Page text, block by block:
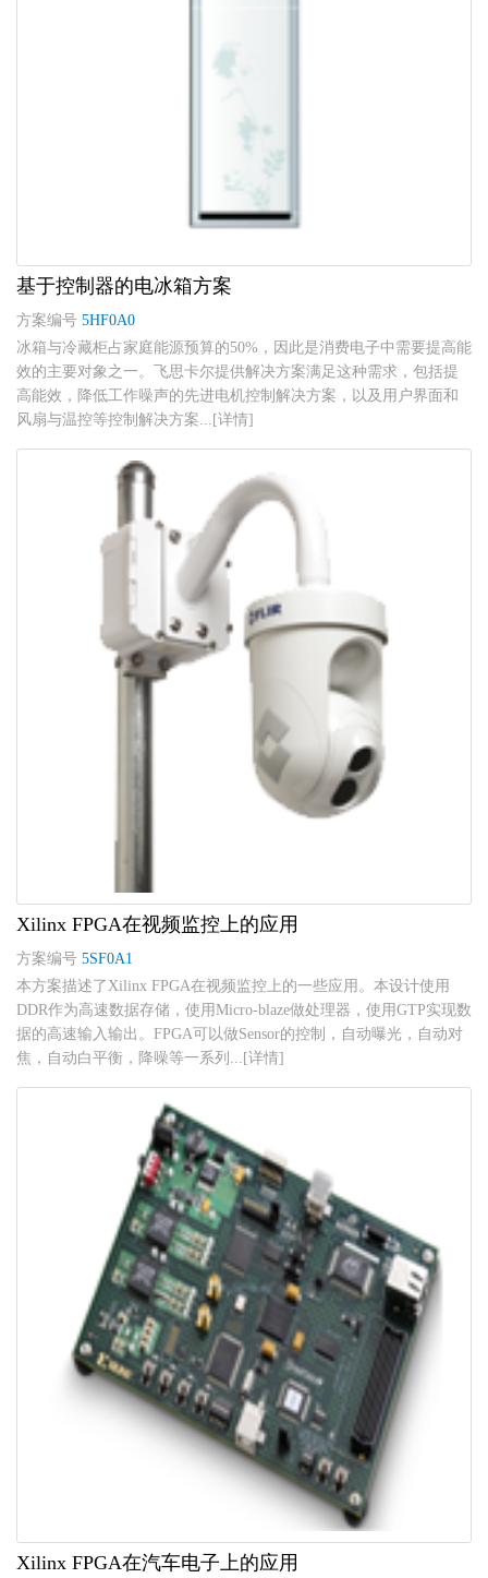
基于控制器的电冰箱方案
方案编号 5HF0A0
冰箱与冷藏柜占家庭能源预算的50%，因此是消费电子中需要提高能
效的主要对象之一。飞思卡尔提供解决方案满足这种需求，包括提
高能效，降低工作噪声的先进电机控制解决方案，以及用户界面和
风扇与温控等控制解决方案...[详情]
Xilinx FPGA在视频监控上的应用
方案编号 5SF0A1
本方案描述了Xilinx FPGA在视频监控上的一些应用。本设计使用
DDR作为高速数据存储，使用Micro-blaze做处理器，使用GTP实现数
据的高速输入输出。FPGA可以做Sensor的控制，自动曝光，自动对
焦，自动白平衡，降噪等一系列...[详情]
Xilinx FPGA在汽车电子上的应用